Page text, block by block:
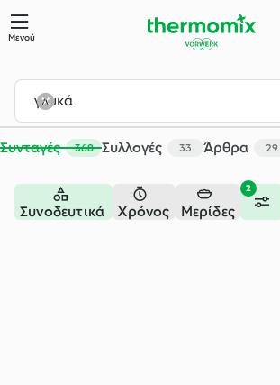
Μενού
Συνταγές 368 Συλλογές 33 Άρθρα 29
2
Συνοδευτικά
Χρόνος Μερίδες
Αναζήτηση - Cookidoo® – η επίσημη